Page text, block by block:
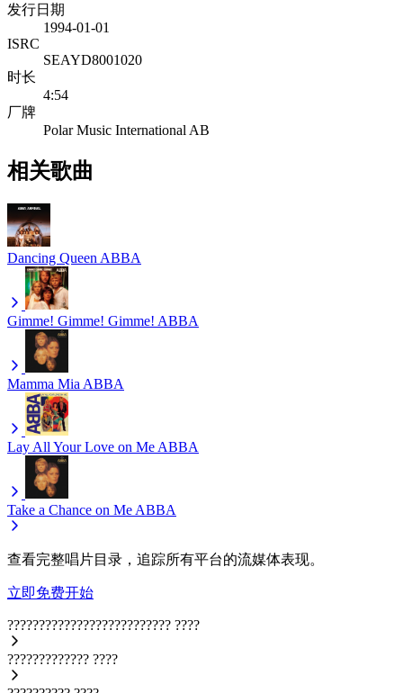
发行日期
1994-01-01
ISRC
SEAYD8001020
时长
4:54
厂牌
Polar Music International AB
相关歌曲
Dancing Queen ABBA
Gimme! Gimme! Gimme! ABBA
Mamma Mia ABBA
Lay All Your Love on Me ABBA
Take a Chance on Me ABBA
查看完整唱片目录，追踪所有平台的流媒体表现。
立即免费开始
?????????????????????????? ????
????????????? ????